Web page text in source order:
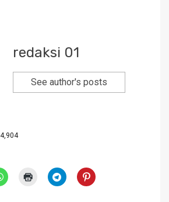
redaksi 01
See author's posts
4,904